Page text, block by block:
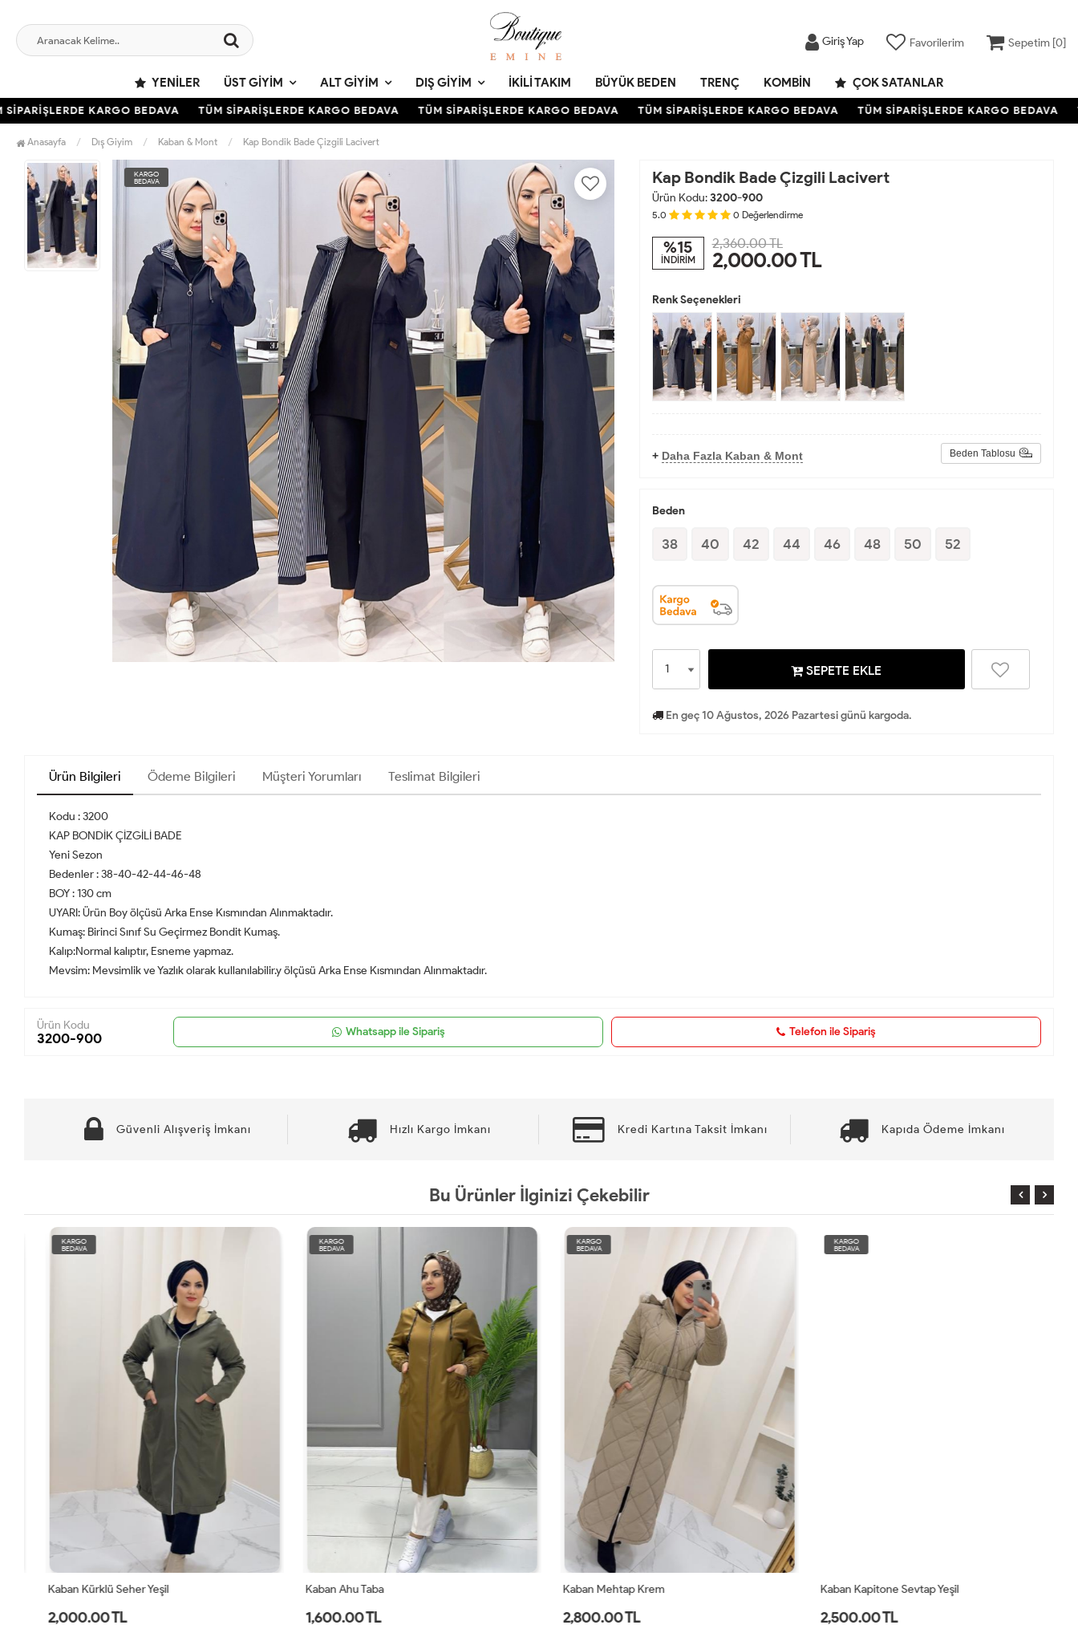
Giriş Yap Favorilerim Sepetim [0]
YENILER ÜST GIYIM ALT GIYIM DIŞ GIYIM İKILI TAKIM BÜYÜK BEDEN TRENÇ KOMBIN ÇOK SATANLAR
KARGO BEDAVA TÜM SİPARİŞLERDE KARGO BEDAVA TÜM SİPARİŞLERDE KARGO BEDAVA TÜM SİPARİŞLERDE KARGO BEDAVA TÜM SİPARİŞLERDE KARGO BEDAVA
Anasayfa Dış Giyim Kaban & Mont Kap Bondik Bade Çizgili Lacivert
KARGO
BEDAVA
Kap Bondik Bade Çizgili Lacivert
Ürün Kodu:3200-900
5.0 0 Değerlendirme
%15
İNDİRİM
2,360.00 TL
2,000.00TL
Renk Seçenekleri
+ Daha Fazla Kaban & Mont Beden Tablosu
Beden
38 40 42 44 46 48 50 52
SEPETE EKLE
En geç 10 Ağustos, 2026 Pazartesi günü kargoda.
Ürün Bilgileri Ödeme Bilgileri Müşteri Yorumları Teslimat Bilgileri
Kodu : 3200
KAP BONDİK ÇİZGİLİ BADE
Yeni Sezon
Bedenler : 38-40-42-44-46-48
BOY : 130 cm
UYARI: Ürün Boy ölçüsü Arka Ense Kısmından Alınmaktadır.
Kumaş: Birinci Sınıf Su Geçirmez Bondit Kumaş.
Kalıp:Normal kalıptır, Esneme yapmaz.
Mevsim: Mevsimlik ve Yazlık olarak kullanılabilir.y ölçüsü Arka Ense Kısmından Alınmaktadır.
Ürün Kodu
3200-900 Whatsapp ile Sipariş Telefon ile Sipariş
Güvenli Alışveriş İmkanı Hızlı Kargo İmkanı Kredi Kartına Taksit İmkanı Kapıda Ödeme İmkanı
Bu Ürünler İlginizi Çekebilir
KARGO
BEDAVA
Kaban Kürklü Seher Yeşil
2,000.00 TL
KARGO
BEDAVA
Kaban Ahu Taba
1,600.00 TL
KARGO
BEDAVA
Kaban Mehtap Krem
2,800.00 TL
KARGO
BEDAVA
Kaban Kapitone Sevtap Yeşil
2,500.00 TL